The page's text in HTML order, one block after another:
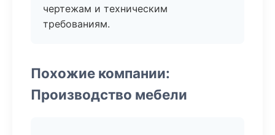
чертежам и техническим
требованиям.
Похожие компании:
Производство мебели